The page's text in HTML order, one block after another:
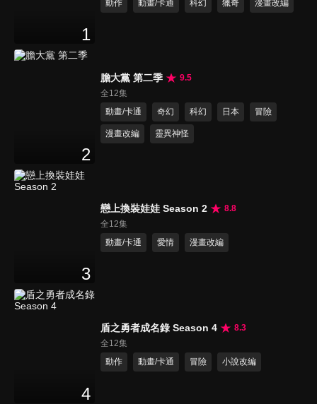
1
動作
動畫/卡通 科幻 獵奇 漫畫改編
2
膽大黨 第二季
9.5
全12集
動畫/卡通
奇幻 科幻 日本 冒險
漫畫改編 靈異神怪
3
戀上換裝娃娃 Season 2
8.8
全12集
動畫/卡通
愛情 漫畫改編
4
盾之勇者成名錄 Season 4
8.3
全12集
動作
動畫/卡通 冒險 小說改編